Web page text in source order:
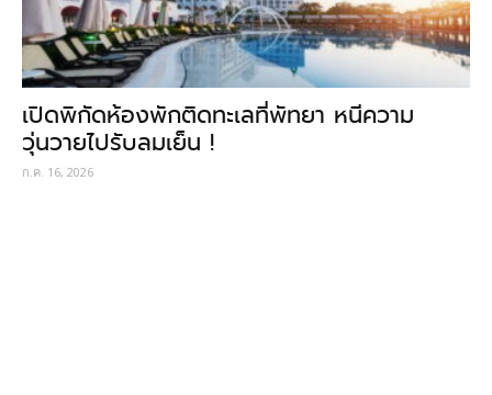
เปิดพิกัดห้องพักติดทะเลที่พัทยา หนีความ
วุ่นวายไปรับลมเย็น !
ก.ค. 16, 2026